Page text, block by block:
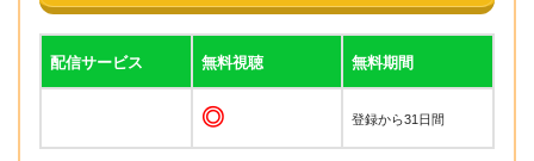
配信サービス 無料視聴 無料期間
◎ 登録から31日間